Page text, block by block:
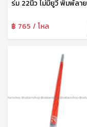
ร่ม 22นิ้ว ไม่มียูวี พิมพ์ลาย
฿ 765 / โหล